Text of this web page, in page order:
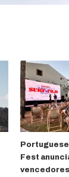
Fest
vencedores